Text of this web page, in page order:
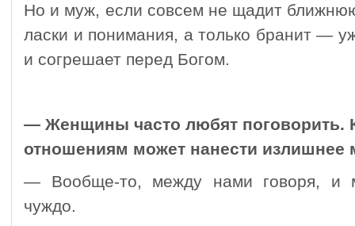
Но и муж, если совсем не щадит
ласки и понимания, а только бранит —
и согрешает перед Богом.
— Женщины часто любят поговорить.
отношениям может нанести излишнее
— Вообще-то, между нами говоря, и
чуждо.